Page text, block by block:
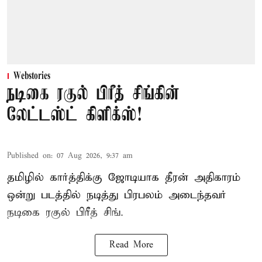
Webstories
நடிகை ரகுல் பிரீத் சிங்கின்
லேட்டஸ்ட் கிளிக்ஸ்!
Published on: 07 Aug 2026, 9:37 am
தமிழில் கார்த்திக்கு ஜோடியாக தீரன் அதிகாரம்
ஒன்று படத்தில் நடித்து பிரபலம் அடைந்தவர்
நடிகை ரகுல் பிரீத் சிங்.
Read More